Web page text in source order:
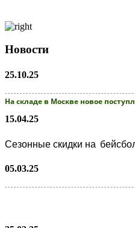
Новости
25.10.25
На складе в Москве новое
15.04.25
Сезонные скидки на
05.03.25